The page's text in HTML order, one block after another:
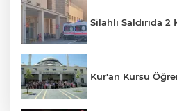
Silahlı Saldırıda 2
Kur'an Kursu